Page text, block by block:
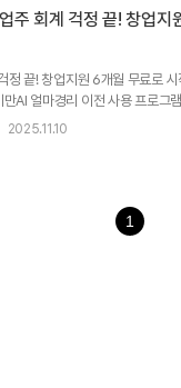
에 적용해 보니 편리한 점이 많
회계프로그램 도입 전 가장 어려
주 회계 걱정 끝! 창업지
정 끝! 창업지원 6개월 무료로
AI 얼마경리 이전 사용 프로그
는 회계프로그램이 절실했다고
월 무료 사용할 수 있어요! 강철
2025.11.10
1